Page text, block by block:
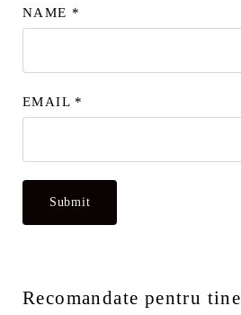
NAME *
EMAIL *
Recomandate pentru tine